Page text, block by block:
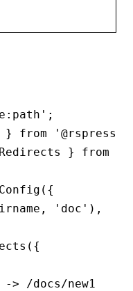
;
} from '@rspress/
} from
({
, 'doc' ) ,
({
-> /docs/new1